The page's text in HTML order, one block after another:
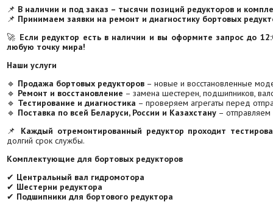
📌 В наличии и под заказ – тысячи позиций редукторов и
📌 Принимаем заявки на ремонт и диагностику бортовых
🚀 Если редуктор есть в наличии и вы оформите запрос до
любую точку мира!
Наши услуги
🔹 Продажа бортовых редукторов – новые и восстановленные
🔹 Ремонт и восстановление – замена шестерен, подшипников,
🔹 Тестирование и диагностика – проверяем агрегаты перед
🔹 Поставка по всей Беларуси, России и Казахстану –
📌 Каждый отремонтированный редуктор проходит
долгий срок службы.
Комплектующие для бортовых редукторов
✔ Центральный вал гидромотора
✔ Шестерни редуктора
✔ Подшипники для бортового редуктора